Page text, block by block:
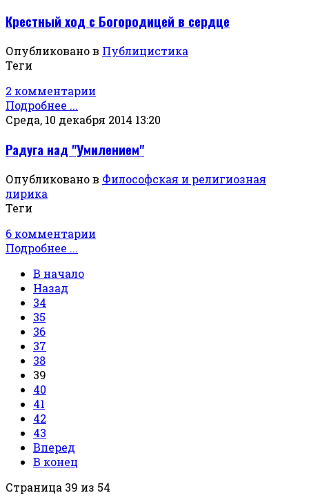
Крестный ход с Богородицей в сердце
Опубликовано в Публицистика
Теги
2 комментарии
Подробнее ...
Среда, 10 декабря 2014 13:20
Радуга над "Умилением"
Опубликовано в Философская и религиозная
лирика
Теги
6 комментарии
Подробнее ...
В начало
Назад
34
35
36
37
38
39
40
41
42
43
Вперед
В конец
Страница 39 из 54